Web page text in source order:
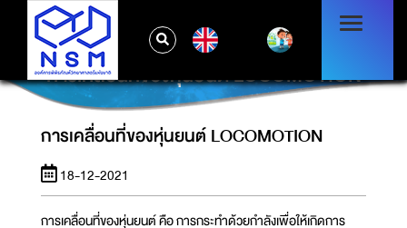
การเคลื่อนที่ของหุ่นยนต์ LOCOMOTION
การเคลื่อนที่ของหุ่นยนต์ LOCOMOTION
18-12-2021
การเคลื่อนที่ของหุ่นยนต์ คือ การกระทำด้วยกำลังเพื่อให้เกิดการ